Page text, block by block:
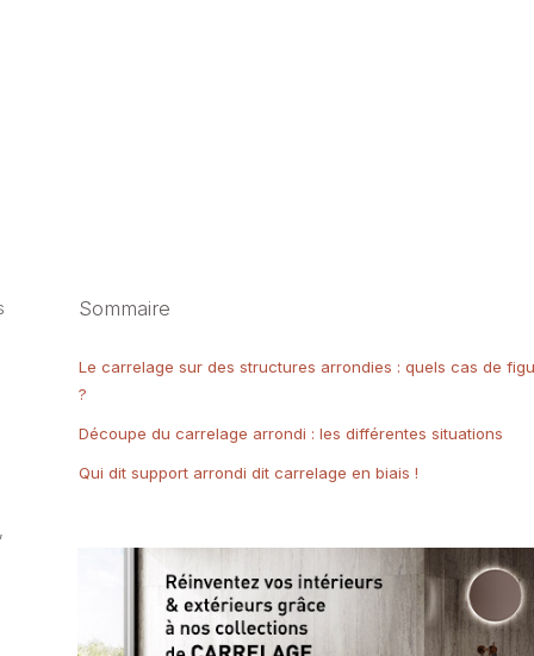
Sommaire
Le carrelage sur des structures arrondies : quels cas de
?
Découpe du carrelage arrondi : les différentes situations
Qui dit support arrondi dit carrelage en biais !